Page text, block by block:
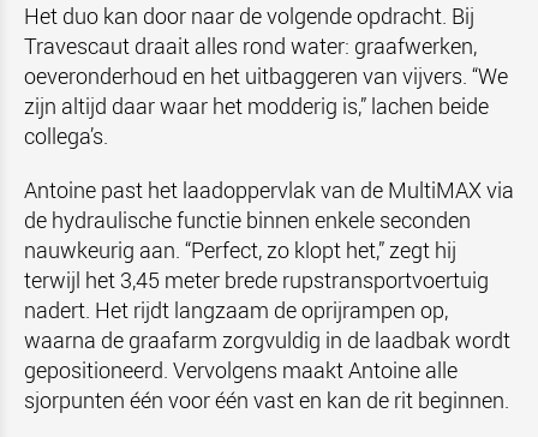
Het duo kan door naar de volgende opdracht. Bij
Travescaut draait alles rond water: graafwerken,
oeveronderhoud en het uitbaggeren van vijvers. “We
zijn altijd daar waar het modderig is,” lachen beide
collega’s.
Antoine past het laadoppervlak van de MultiMAX via
de hydraulische functie binnen enkele seconden
nauwkeurig aan. “Perfect, zo klopt het,” zegt hij
terwijl het 3,45 meter brede rupstransportvoertuig
nadert. Het rijdt langzaam de oprijrampen op,
waarna de graafarm zorgvuldig in de laadbak wordt
gepositioneerd. Vervolgens maakt Antoine alle
sjorpunten één voor één vast en kan de rit beginnen.